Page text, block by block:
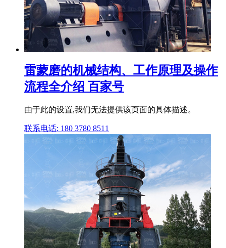
雷蒙磨的机械结构、工作原理及操作
流程全介绍 百家号
由于此的设置,我们无法提供该页面的具体描述。
联系电话: 180 3780 8511